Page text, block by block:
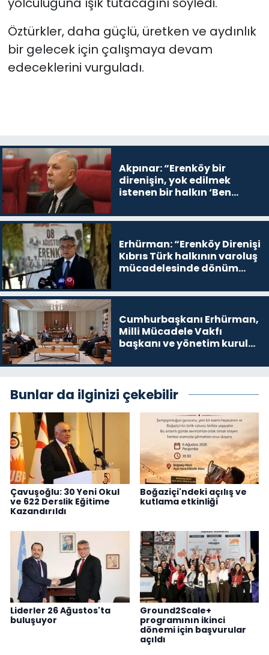
Öztürkler, daha güçlü, üretken ve aydınlık
bir gelecek için çalışmaya devam
edeceklerini vurguladı.
Akpınar: “Erenköy bir
direnişin, yok edilmek
istenen bir halkın ‘Ben
devam edeceğim’ dediği
Erhürman: “Erenköy Direnişi
Kıbrıs Türk halkının varoluş
mücadelesinde dönüm
Cumhurbaşkanı Erhürman,
Milli Mücadele Vakfı
başkanı ve yönetim kurulu
Bunlar da ilginizi çekebilir
Çavuşoğlu: 30 Yeni Okul
ve 622 Derslik Eğitime
Kazandırıldı
Boğaziçi'ndeki açılış ve
kutlama etkinliği
Liderler 26 Ağustos'ta
buluşuyor
Ground2Scale+
programının ikinci
dönemi için başvurular
açıldı